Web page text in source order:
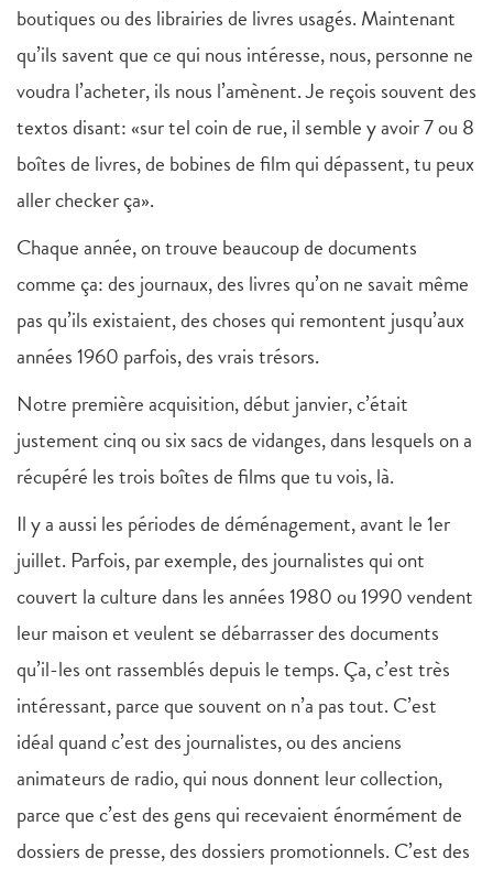
boutiques ou des librairies de livres usagés. Maintenant
qu’ils savent que ce qui nous intéresse, nous, personne ne
voudra l’acheter, ils nous l’amènent. Je reçois souvent des
textos disant: «sur tel coin de rue, il semble y avoir 7 ou 8
boîtes de livres, de bobines de film qui dépassent, tu peux
aller checker ça».
Chaque année, on trouve beaucoup de documents
comme ça: des journaux, des livres qu’on ne savait même
pas qu’ils existaient, des choses qui remontent jusqu’aux
années 1960 parfois, des vrais trésors.
Notre première acquisition, début janvier, c’était
justement cinq ou six sacs de vidanges, dans lesquels on a
récupéré les trois boîtes de films que tu vois, là.
Il y a aussi les périodes de déménagement, avant le 1er
juillet. Parfois, par exemple, des journalistes qui ont
couvert la culture dans les années 1980 ou 1990 vendent
leur maison et veulent se débarrasser des documents
qu’il-les ont rassemblés depuis le temps. Ça, c’est très
intéressant, parce que souvent on n’a pas tout. C’est
idéal quand c’est des journalistes, ou des anciens
animateurs de radio, qui nous donnent leur collection,
parce que c’est des gens qui recevaient énormément de
dossiers de presse, des dossiers promotionnels. C’est des